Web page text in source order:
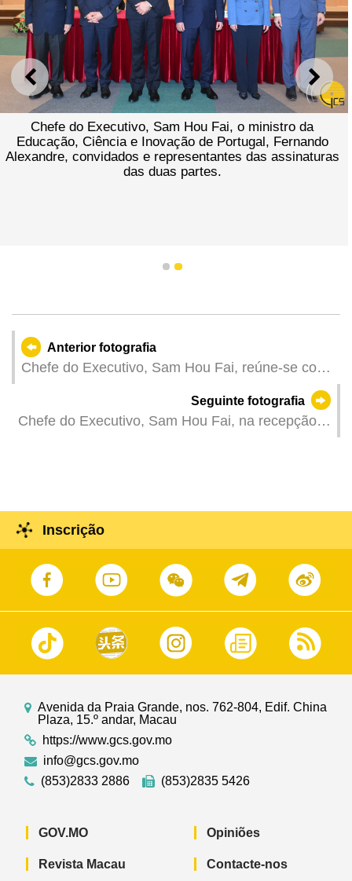
ANTERIOR
Chefe do Executivo, Sam Hou Fai, o ministro da
Educação, Ciência e Inovação de Portugal, Fernando
Alexandre, convidados e representantes das assinaturas
das duas partes.
1 2
Anterior fotografia
Chefe do Executivo, Sam Hou Fai, reúne-se com
o ministro da Educação, Ciência e Inovação de
Portugal, Fernando Alexandre.Seguinte fotografia
Chefe do Executivo, Sam Hou Fai, na recepção
Inscrição
Avenida da Praia Grande, nos. 762-804, Edif. China
Plaza, 15.º andar, Macau
https://www.gcs.gov.mo
info@gcs.gov.mo
(853)2833 2886
(853)2835 5426
GOV.MO
Revista Macau
Opiniões
Contacte-nos